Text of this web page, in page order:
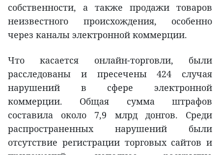
собственности, а также продажи товаров
неизвестного происхождения, особенно
через каналы электронной коммерции.
Что касается онлайн-торговли, были
расследованы и пресечены 424 случая
нарушений в сфере электронной
коммерции. Общая сумма штрафов
составила около 7,9 млрд донгов. Среди
распространенных нарушений были
отсутствие регистрации торговых сайтов и